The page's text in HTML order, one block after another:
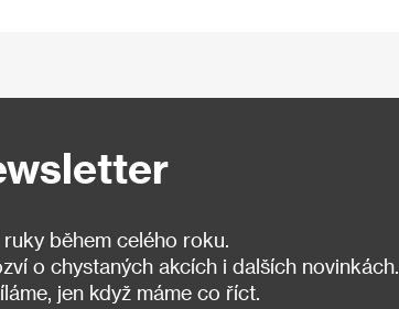
během celého roku.
o chystaných akcích i dalších novinkách.
jen když máme co říct.